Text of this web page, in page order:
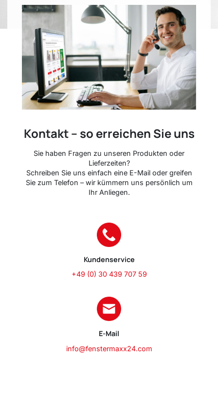
Kontakt – so erreichen Sie uns
Sie haben Fragen zu unseren Produkten oder
Lieferzeiten?
Schreiben Sie uns einfach eine E-Mail oder greifen
Sie zum Telefon – wir kümmern uns persönlich um
Ihr Anliegen.
Kundenservice
+49 (0) 30 439 707 59
E-Mail
info@fenstermaxx24.com